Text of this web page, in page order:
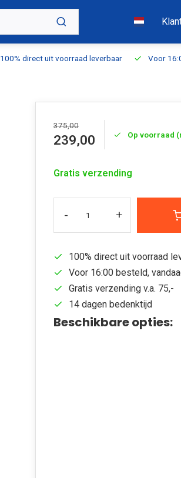
100% direct uit voorraad leverbaar Voor
375,00
239,00 Op voorraad
Gratis verzending
- +
100% direct uit voorraad
Voor 16:00 besteld,
Gratis verzending v.a. 75,-
14 dagen bedenktijd
Beschikbare opties: